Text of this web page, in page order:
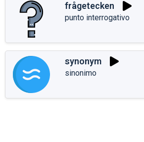
frågetecken
punto interrogativo
synonym
sinonimo